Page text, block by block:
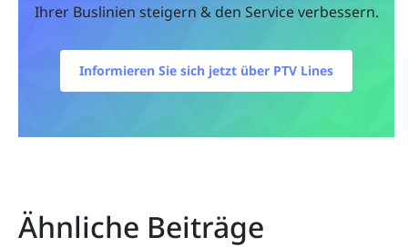
Ihrer Buslinien steigern & den Service verbessern.
Informieren Sie sich jetzt über PTV Lines
Ähnliche Beiträge